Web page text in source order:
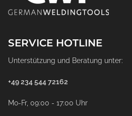
SERVICE HOTLINE
Unterstützung und Beratung unter:
+49 234 544 72162
Mo-Fr, 09:00 - 17:00 Uhr